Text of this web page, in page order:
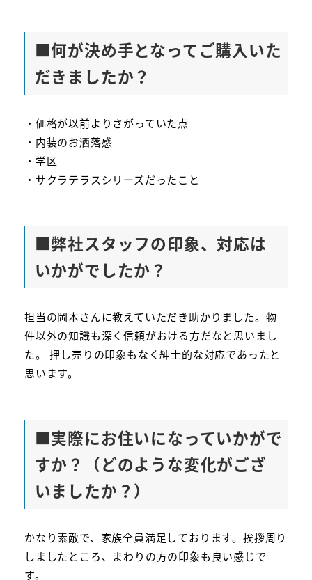
■何が決め手となってご購入いた
だきましたか？
・価格が以前よりさがっていた点
・内装のお洒落感
・学区
・サクラテラスシリーズだったこと
■弊社スタッフの印象、対応は
いかがでしたか？
担当の岡本さんに教えていただき助かりました。物
件以外の知識も深く信頼がおける方だなと思いまし
た。 押し売りの印象もなく紳士的な対応であったと
思います。
■実際にお住いになっていかがで
すか？（どのような変化がござ
いましたか？）
かなり素敵で、家族全員満足しております。挨拶周り
しましたところ、まわりの方の印象も良い感じで
す。